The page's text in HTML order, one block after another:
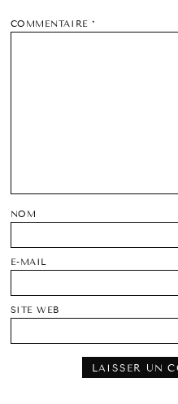
COMMENTAIRE*
NOM
E-MAIL
SITE WEB